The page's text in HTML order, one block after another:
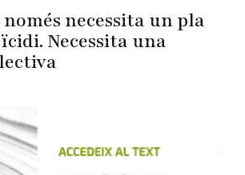
necessita un pla
Necessita una